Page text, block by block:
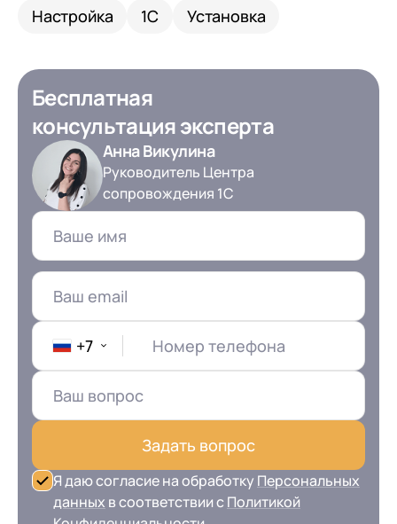
Настройка
1С Установка
Бесплатная
консультация эксперта
Анна Викулина
Руководитель Центра
сопровождения 1С
+7 Номер телефона
Задать вопрос
Я даю согласие на обработку Персональных
данных в соответствии сПолитикой